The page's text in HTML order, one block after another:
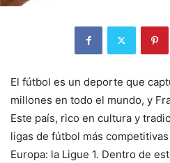
El fútbol es un deporte que
millones en todo el mundo, y
Este país, rico en cultura y
ligas de fútbol más
Europa: la Ligue 1. Dentro de